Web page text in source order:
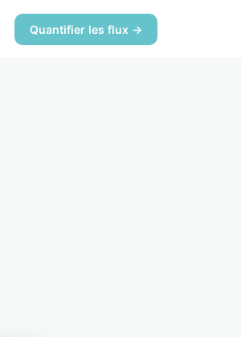
Quantifier les flux →